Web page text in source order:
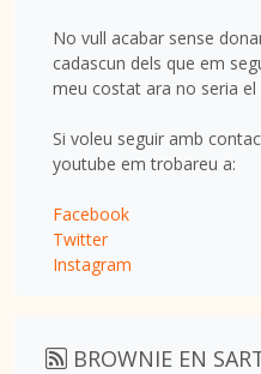
No vull acabar sense
cadascun dels que em
meu costat ara no seria el
Si voleu seguir amb
youtube em trobareu a:
Facebook
Twitter
Instagram
BROWNIE EN